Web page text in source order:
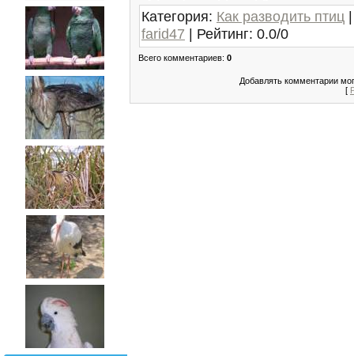
Категория: Как разводить птиц
farid47 | Рейтинг: 0.0/0
Всего комментариев: 0
Добавлять комментарии
[